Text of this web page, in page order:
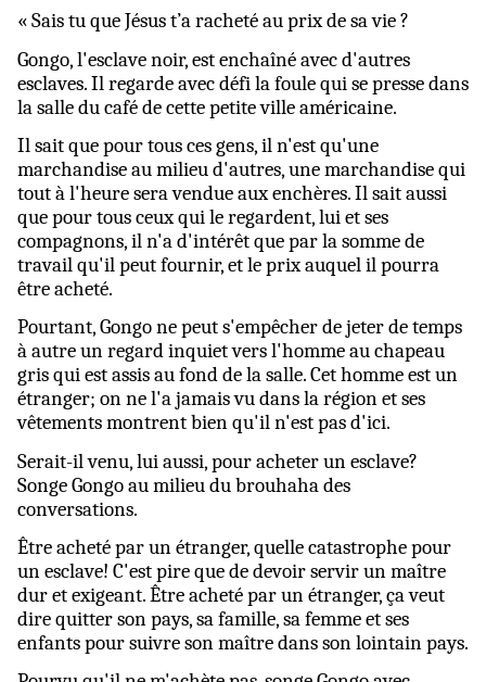
« Sais tu que Jésus t’a racheté au prix de sa vie ?
Gongo, l'esclave noir, est enchaîné avec d'autres
esclaves. Il regarde avec défi la foule qui se presse dans
la salle du café de cette petite ville américaine.
Il sait que pour tous ces gens, il n'est qu'une
marchandise au milieu d'autres, une marchandise qui
tout à l'heure sera vendue aux enchères. Il sait aussi
que pour tous ceux qui le regardent, lui et ses
compagnons, il n'a d'intérêt que par la somme de
travail qu'il peut fournir, et le prix auquel il pourra
être acheté.
Pourtant, Gongo ne peut s'empêcher de jeter de temps
à autre un regard inquiet vers l'homme au chapeau
gris qui est assis au fond de la salle. Cet homme est un
étranger; on ne l'a jamais vu dans la région et ses
vêtements montrent bien qu'il n'est pas d'ici.
Serait-il venu, lui aussi, pour acheter un esclave?
Songe Gongo au milieu du brouhaha des
conversations.
Être acheté par un étranger, quelle catastrophe pour
un esclave! C'est pire que de devoir servir un maître
dur et exigeant. Être acheté par un étranger, ça veut
dire quitter son pays, sa famille, sa femme et ses
enfants pour suivre son maître dans son lointain pays.